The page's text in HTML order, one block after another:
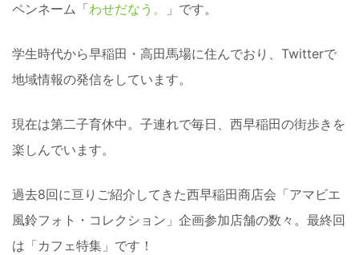
ペンネーム「わせだなう。 」です。
学生時代から早稲田・高田馬場に住んでおり、Twitterで
地域情報の発信をしています。
現在は第二子育休中。子連れで毎日、西早稲田の街歩きを
楽しんでいます。
過去8回に亘りご紹介してきた西早稲田商店会「アマビエ
風鈴フォト・コレクション」企画参加店舗の数々。最終回
は「カフェ特集」です！